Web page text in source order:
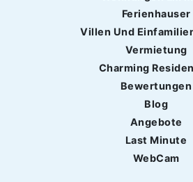
Ferienhauser
Villen Und
Vermietung
Charming
Bewertungen
Blog
Angebote
Last Minute
WebCam